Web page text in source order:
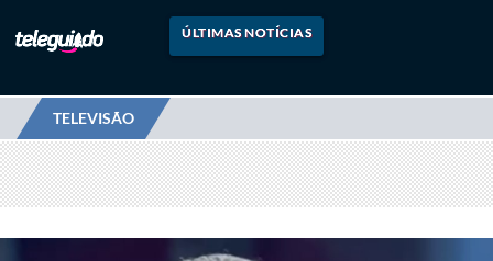
ÚLTIMAS NOTÍCIAS
TELEVISÃO